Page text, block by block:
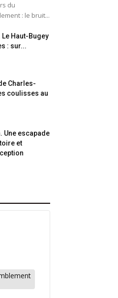
du
: le bruit...
Le Haut-Bugey
: sur...
Charles-
coulisses au
Une escapade
et